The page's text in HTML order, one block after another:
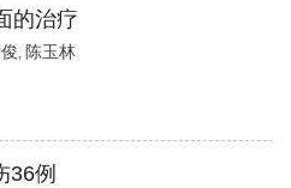
的治疗
, 陈玉林
36例